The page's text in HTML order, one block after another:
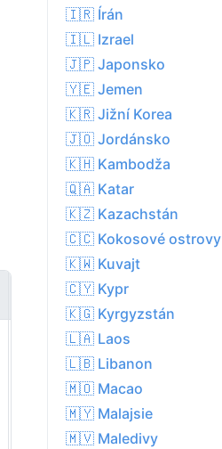
st 12. srp
Místy déšť v
okolí
🇮🇷 Írán
🇮🇱 Izrael
🇯🇵 Japonsko
🇾🇪 Jemen
🇰🇷 Jižní Korea
🇯🇴 Jordánsko
🇰🇭 Kambodža
🇶🇦 Katar
🇰🇿 Kazachstán
🇨🇨 Kokosové ostrovy
🇰🇼 Kuvajt
🇨🇾 Kypr
🇰🇬 Kyrgyzstán
🇱🇦 Laos
🇱🇧 Libanon
🇲🇴 Macao
🇲🇾 Malajsie
🇲🇻 Maledivy